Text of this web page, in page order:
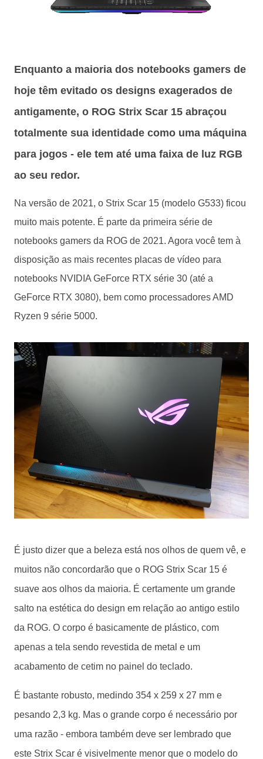
Enquanto a maioria dos notebooks gamers de
hoje têm evitado os designs exagerados de
antigamente, o ROG Strix Scar 15 abraçou
totalmente sua identidade como uma máquina
para jogos - ele tem até uma faixa de luz RGB
ao seu redor.
Na versão de 2021, o Strix Scar 15 (modelo G533) ficou
muito mais potente. É parte da primeira série de
notebooks gamers da ROG de 2021. Agora você tem à
disposição as mais recentes placas de vídeo para
notebooks NVIDIA GeForce RTX série 30 (até a
GeForce RTX 3080), bem como processadores AMD
Ryzen 9 série 5000.
É justo dizer que a beleza está nos olhos de quem vê, e
muitos não concordarão que o ROG Strix Scar 15 é
suave aos olhos da maioria. É certamente um grande
salto na estética do design em relação ao antigo estilo
da ROG. O corpo é basicamente de plástico, com
apenas a tela sendo revestida de metal e um
acabamento de cetim no painel do teclado.
É bastante robusto, medindo 354 x 259 x 27 mm e
pesando 2,3 kg. Mas o grande corpo é necessário por
uma razão - embora também deve ser lembrado que
este Strix Scar é visivelmente menor que o modelo do